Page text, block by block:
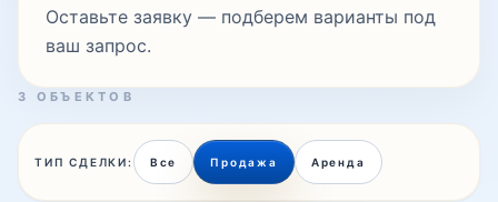
Урикзор
Оставьте заявку — подберем варианты под
ваш запрос.
3 ОБЪЕКТОВ
ТИП СДЕЛКИ: Все Продажа Аренда